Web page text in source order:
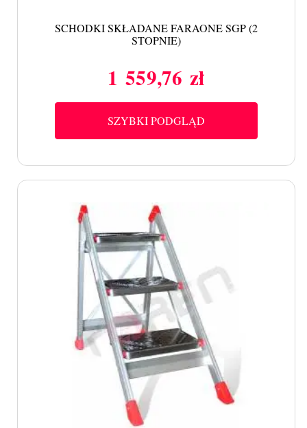
SCHODKI SKŁADANE FARAONE SGP (2
STOPNIE)
Cena
1 559,76 zł
SZYBKI PODGLĄD